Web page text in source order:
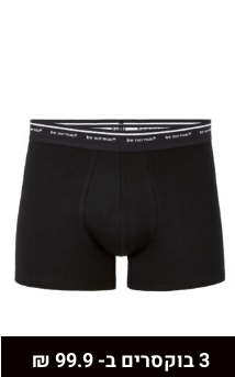
3 בוקסרים ב- 99.9 ₪